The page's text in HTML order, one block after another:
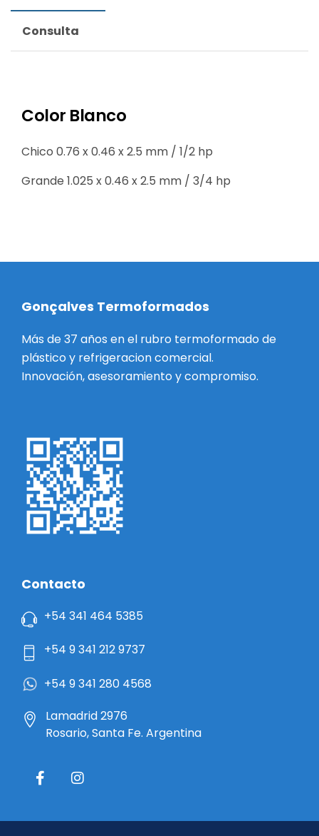
Consulta
Color Blanco
Chico 0.76 x 0.46 x 2.5 mm / 1/2 hp
Grande 1.025 x 0.46 x 2.5 mm / 3/4 hp
Gonçalves Termoformados
Más de 37 años en el rubro termoformado de
plástico y refrigeracion comercial.
Innovación, asesoramiento y compromiso.
Contacto
+54 341 464 5385
+54 9 341 212 9737
+54 9 341 280 4568
Lamadrid 2976
Rosario, Santa Fe. Argentina